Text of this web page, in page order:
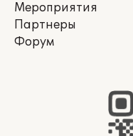
Мероприятия
Партнеры
Форум